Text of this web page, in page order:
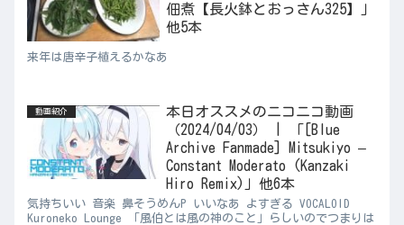
佃煮【長火鉢とおっさん325】」
他5本
来年は唐辛子植えるかなあ
動画紹介
本日オススメのニコニコ動画
（2024/04/03） | 「[Blue
Archive Fanmade] Mitsukiyo –
Constant Moderato (Kanzaki
Hiro Remix)」他6本
気持ちいい 音楽 鼻そうめんP いいなあ よすぎる VOCALOID
Kuroneko Lounge 「風伯とは風の神のこと」らしいのでつまりは